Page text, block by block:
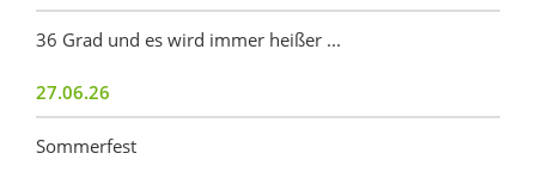
36 Grad und es wird immer heißer ...
27.06.26
Sommerfest